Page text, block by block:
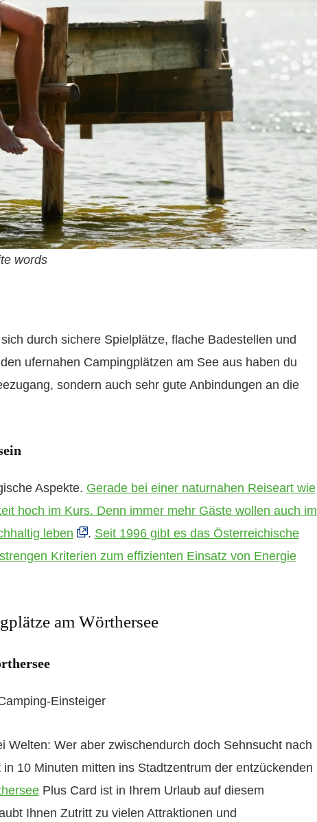
words
durch sichere Spielplätze, flache Badestellen und
ufernahen Campingplätzen am See aus haben du
sondern auch sehr gute Anbindungen an die
Aspekte. Gerade bei einer naturnahen Reiseart wie
hoch im Kurs. Denn immer mehr Gäste wollen auch im
leben
. Seit 1996 gibt es das Österreichische
Kriterien zum effizienten Einsatz von Energie
am Wörthersee
Einsteiger
Welten: Wer aber zwischendurch doch Sehnsucht nach
10 Minuten mitten ins Stadtzentrum der entzückenden
Plus Card ist in Ihrem Urlaub auf diesem
Ihnen Zutritt zu vielen Attraktionen und